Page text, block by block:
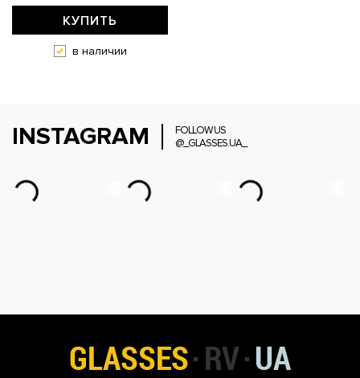
КУПИТЬ
в наличии
INSTAGRAM
FOLLOW US
@_GLASSES.UA_